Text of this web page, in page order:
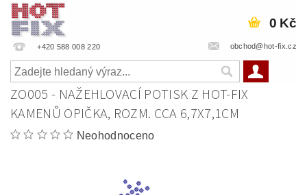
+420 588 008 220 obchod@hot-fix.cz
0 Kč
ZO005 - NAŽEHLOVACÍ POTISK Z HOT-FIX
KAMENŮ OPIČKA, ROZM. CCA 6,7X7,1CM
Neohodnoceno